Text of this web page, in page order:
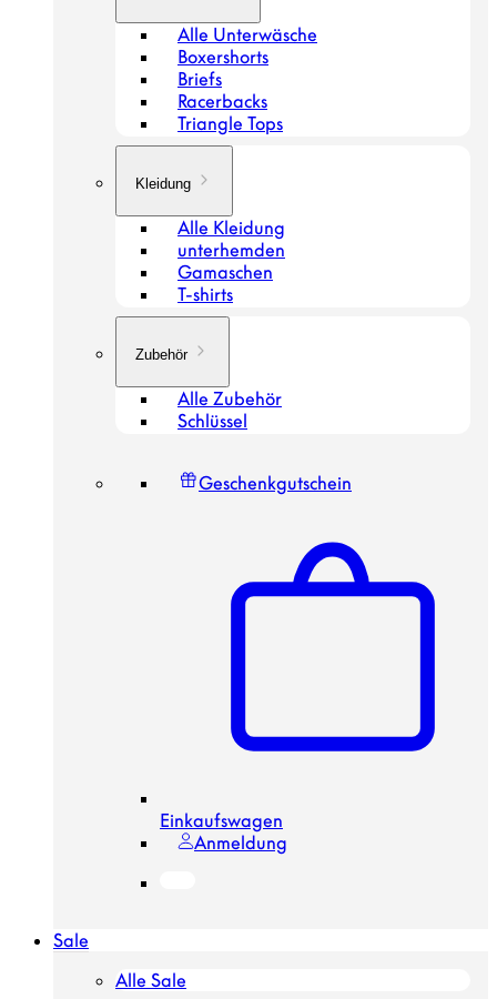
Alle Unterwäsche
Boxershorts
Briefs
Racerbacks
Triangle Tops
Kleidung
Alle Kleidung
unterhemden
Gamaschen
T-shirts
Zubehör
Alle Zubehör
Schlüssel
Geschenkgutschein
Einkaufswagen
Anmeldung
Sale
Alle Sale